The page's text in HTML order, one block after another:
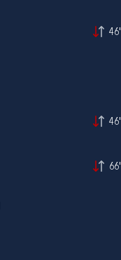
46'
46'
66'